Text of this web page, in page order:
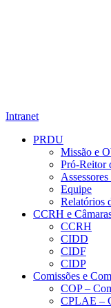
Intranet
PRDU
Missão e
Pró-Reitor
Equipe
Relatórios
CCRH e
CCRH
CIDD
CIDF
CIDP
Comissões e
COP –
CPLAE –